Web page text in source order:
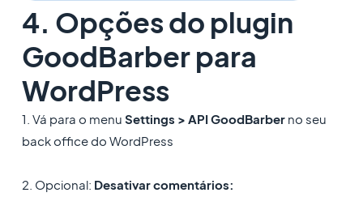
4. Opções do plugin
GoodBarber para
WordPress
1. Vá para o menu Settings > API GoodBarberno seu
back office do WordPress
2. Opcional: Desativar comentários: